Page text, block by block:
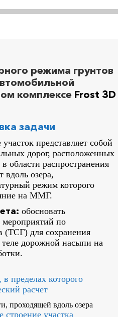
режима грунтов
комплексе Frost 3D
задачи
представляет собой
дорог, расположенных
области распространения
вдоль озера,
режим которого
на ММГ.
обосновать
мероприятий по
(ТСГ) для сохранения
дорожной насыпи на
проходящей вдоль озера